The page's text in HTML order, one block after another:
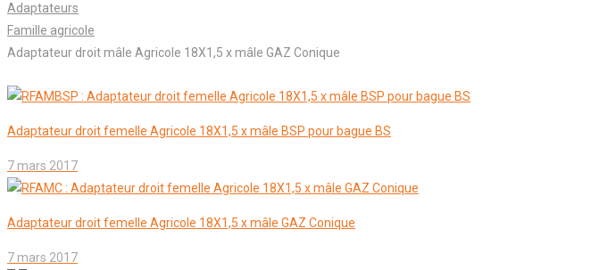
Adaptateurs
Famille agricole
Adaptateur droit mâle Agricole 18X1,5 x mâle GAZ Conique
Adaptateur droit femelle Agricole 18X1,5 x mâle BSP pour bague BS
7 mars 2017
Adaptateur droit femelle Agricole 18X1,5 x mâle GAZ Conique
7 mars 2017